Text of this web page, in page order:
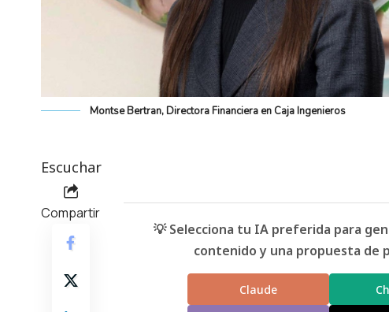
Montse Bertran, Directora Financiera en Caja Ingenieros
Escuchar
Compartir
💡 Selecciona tu IA preferida para
contenido y una propuesta de
Claude